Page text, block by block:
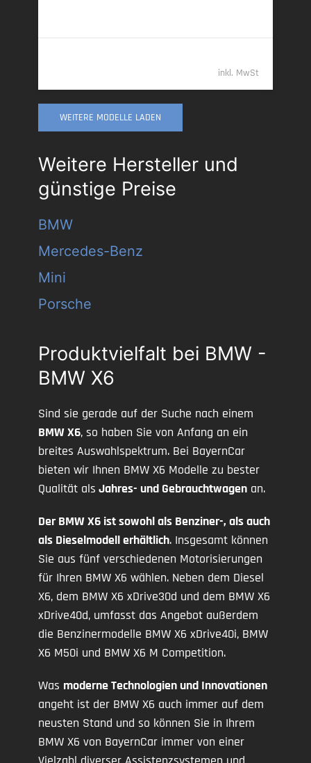
inkl. MwSt
WEITERE MODELLE LADEN
Weitere Hersteller und
günstige Preise
BMW
Mercedes-Benz
Mini
Porsche
Produktvielfalt bei BMW -
BMW X6
Sind sie gerade auf der Suche nach einem
BMW X6, so haben Sie von Anfang an ein
breites Auswahlspektrum. Bei BayernCar
bieten wir Ihnen BMW X6 Modelle zu bester
Qualität als Jahres- und Gebrauchtwagen an.
Der BMW X6 ist sowohl als Benziner-, als auch
als Dieselmodell erhältlich. Insgesamt können
Sie aus fünf verschiedenen Motorisierungen
für Ihren BMW X6 wählen. Neben dem Diesel
X6, dem BMW X6 xDrive30d und dem BMW X6
xDrive40d, umfasst das Angebot außerdem
die Benzinermodelle BMW X6 xDrive40i, BMW
X6 M50i und BMW X6 M Competition.
Was moderne Technologien und Innovationen
angeht ist der BMW X6 auch immer auf dem
neusten Stand und so können Sie in Ihrem
BMW X6 von BayernCar immer von einer